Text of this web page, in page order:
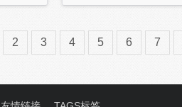
还汇集
能、文
中小学
2 3 4 5 6 7